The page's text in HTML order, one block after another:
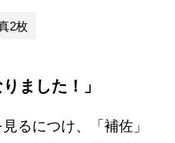
2枚
ました！」
るにつけ、「補佐」